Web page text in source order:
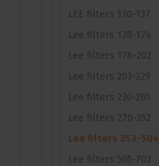
LEE filters 110-137
Lee filters 138-174
Lee filters 176-202
Lee filters 203-229
Lee filters 230-265
Lee filters 270-352
Lee filters 353-504
Lee filters 505-702